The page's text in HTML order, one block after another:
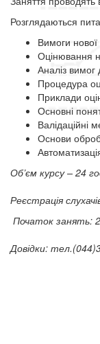
Розглядаються
Вимоги
Оцінювання
Аналіз
Процедура
Приклади
Основні
Валідаційні
Основи
Об’єм курсу – 24
Реєстрація
Початок занять:
Довідки: тел.